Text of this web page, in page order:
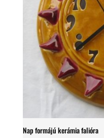
Nap formájú kerámia falióra